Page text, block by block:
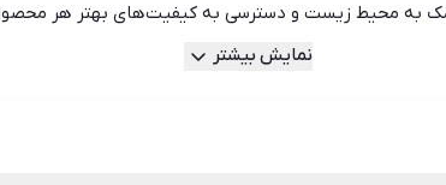
کمک به محیط زیست و دسترسی به کیفیت‌های بهتر هر
کار می‌تواند معایبی هم‌چون استهلاک بالا، خراب‌شدن
خرید و فروش لپ تاپ دست دوم نبوده و انواع آگهی‌های
نمایش بیشتر